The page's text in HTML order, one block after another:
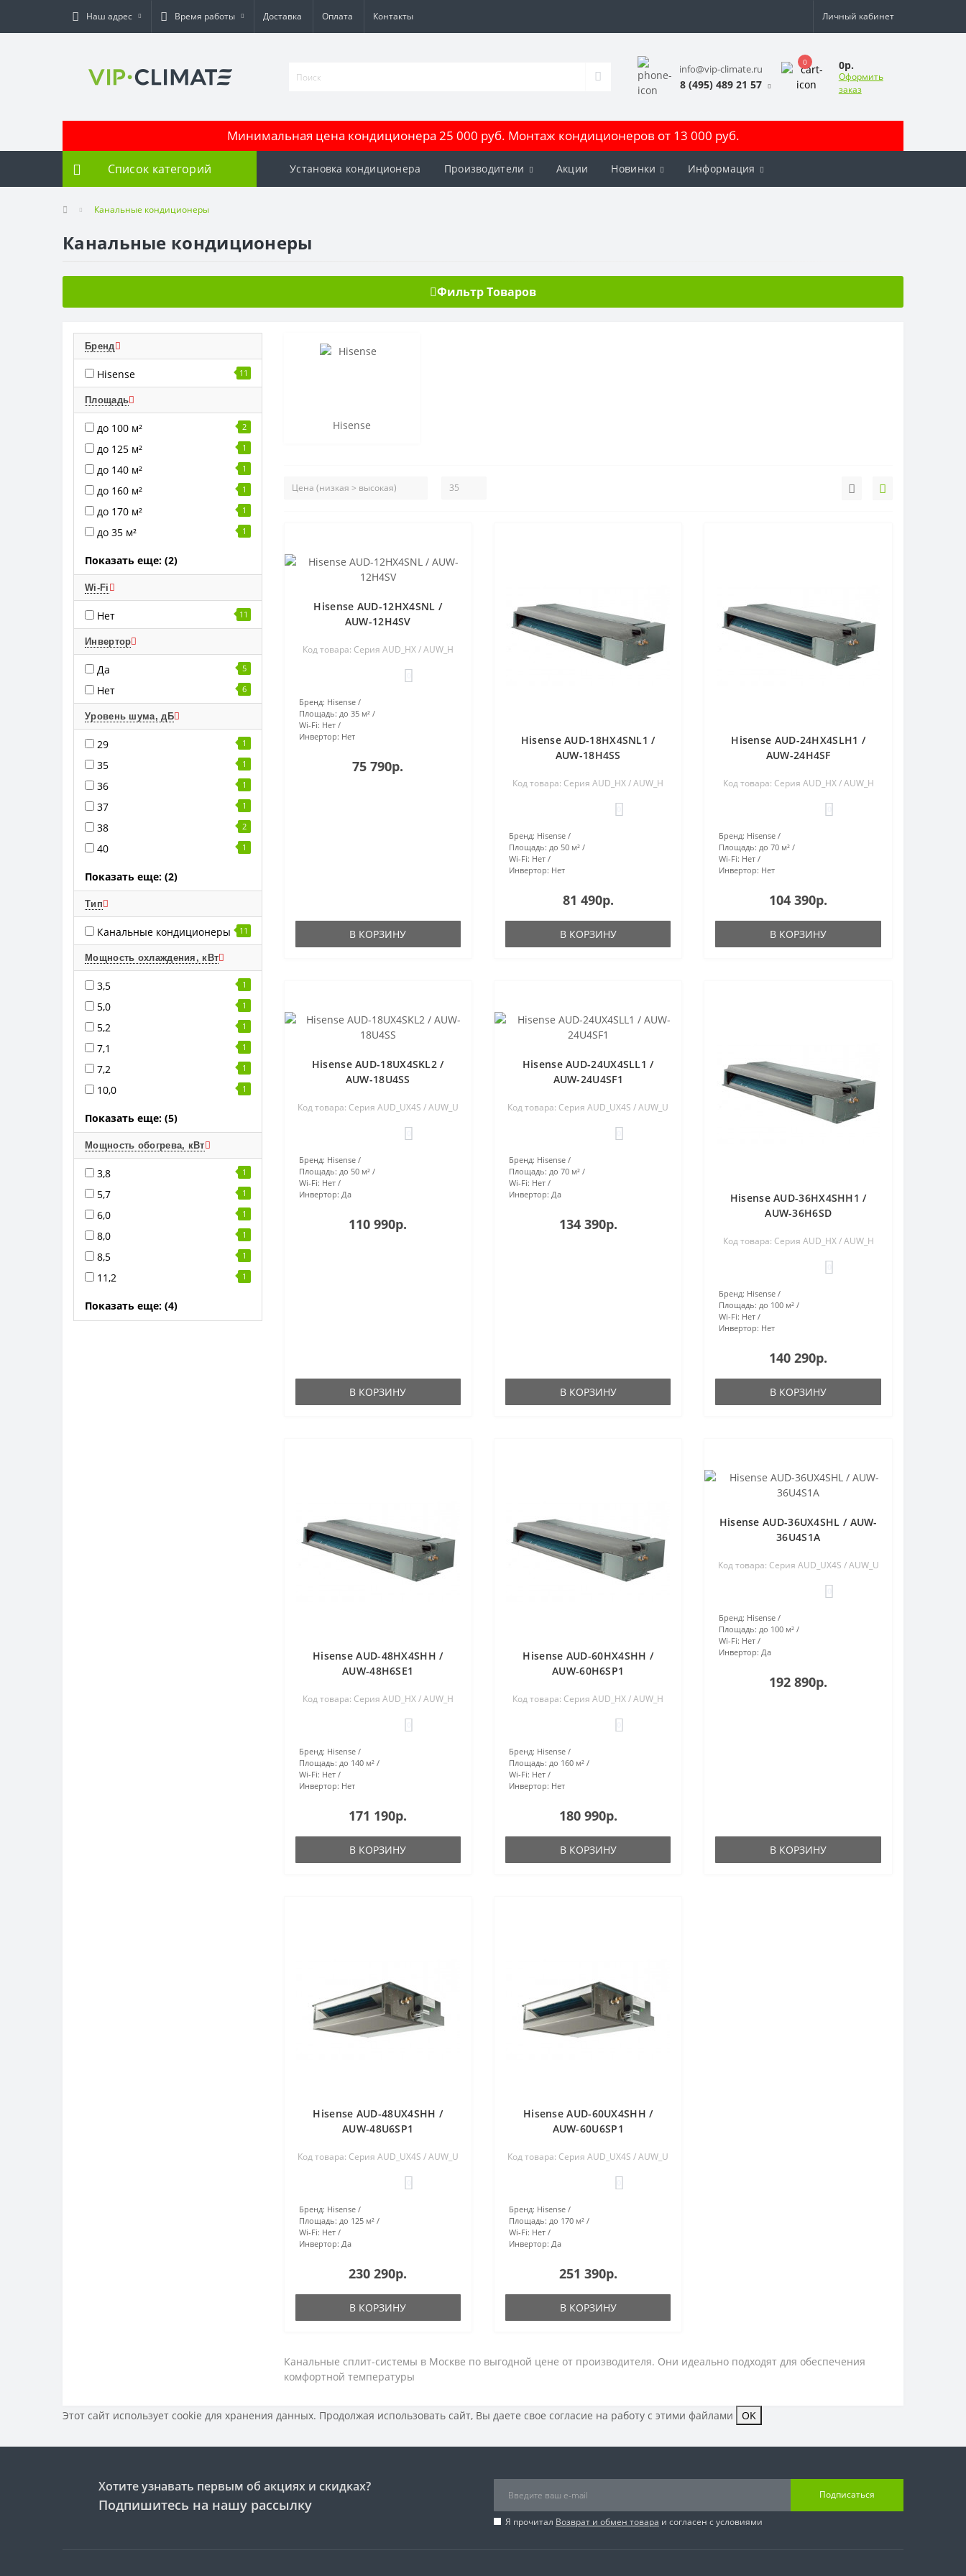
Наш адрес Время работы Доставка Оплата Контакты Личный кабинет
info@vip-climate.ru
8 (495) 489 21 57
0 0р.
Оформить
заказ
Минимальная цена кондиционера 25 000 руб. Монтаж кондиционеров от 13 000 руб.
Список категорий Установка кондиционера Производители Акции Новинки Информация
Канальные кондиционеры
Канальные кондиционеры
Фильтр Товаров
Бренд
Hisense 11
Площадь
до 100 м² 2
до 125 м² 1
до 140 м² 1
до 160 м² 1
до 170 м² 1
до 35 м² 1
Показать еще: (2)
Wi-Fi
Нет 11
Инвертор
Да 5
Нет 6
Уровень шума, дБ
29 1
35 1
36 1
37 1
38 2
40 1
Показать еще: (2)
Тип
Канальные кондиционеры 11
Мощность охлаждения, кВт
3,5 1
5,0 1
5,2 1
7,1 1
7,2 1
10,0 1
Показать еще: (5)
Мощность обогрева, кВт
3,8 1
5,7 1
6,0 1
8,0 1
8,5 1
11,2 1
Показать еще: (4)
Hisense
Hisense AUD-12HX4SNL /
AUW-12H4SV
Код товара: Серия AUD_HX / AUW_H
Бренд: Hisense
Площадь: до 35 м²
Wi-Fi: Нет
Инвертор: Нет
75 790р.
В КОРЗИНУ
Hisense AUD-18HX4SNL1 /
AUW-18H4SS
Код товара: Серия AUD_HX / AUW_H
Бренд: Hisense
Площадь: до 50 м²
Wi-Fi: Нет
Инвертор: Нет
81 490р.
В КОРЗИНУ
Hisense AUD-24HX4SLH1 /
AUW-24H4SF
Код товара: Серия AUD_HX / AUW_H
Бренд: Hisense
Площадь: до 70 м²
Wi-Fi: Нет
Инвертор: Нет
104 390р.
В КОРЗИНУ
Hisense AUD-18UX4SKL2 /
AUW-18U4SS
Код товара: Серия AUD_UX4S / AUW_U
Бренд: Hisense
Площадь: до 50 м²
Wi-Fi: Нет
Инвертор: Да
110 990р.
В КОРЗИНУ
Hisense AUD-24UX4SLL1 /
AUW-24U4SF1
Код товара: Серия AUD_UX4S / AUW_U
Бренд: Hisense
Площадь: до 70 м²
Wi-Fi: Нет
Инвертор: Да
134 390р.
В КОРЗИНУ
Hisense AUD-36HX4SHH1 /
AUW-36H6SD
Код товара: Серия AUD_HX / AUW_H
Бренд: Hisense
Площадь: до 100 м²
Wi-Fi: Нет
Инвертор: Нет
140 290р.
В КОРЗИНУ
Hisense AUD-48HX4SHH /
AUW-48H6SE1
Код товара: Серия AUD_HX / AUW_H
Бренд: Hisense
Площадь: до 140 м²
Wi-Fi: Нет
Инвертор: Нет
171 190р.
В КОРЗИНУ
Hisense AUD-60HX4SHH /
AUW-60H6SP1
Код товара: Серия AUD_HX / AUW_H
Бренд: Hisense
Площадь: до 160 м²
Wi-Fi: Нет
Инвертор: Нет
180 990р.
В КОРЗИНУ
Hisense AUD-36UX4SHL / AUW-
36U4S1A
Код товара: Серия AUD_UX4S / AUW_U
Бренд: Hisense
Площадь: до 100 м²
Wi-Fi: Нет
Инвертор: Да
192 890р.
В КОРЗИНУ
Hisense AUD-48UX4SHH /
AUW-48U6SP1
Код товара: Серия AUD_UX4S / AUW_U
Бренд: Hisense
Площадь: до 125 м²
Wi-Fi: Нет
Инвертор: Да
230 290р.
В КОРЗИНУ
Hisense AUD-60UX4SHH /
AUW-60U6SP1
Код товара: Серия AUD_UX4S / AUW_U
Бренд: Hisense
Площадь: до 170 м²
Wi-Fi: Нет
Инвертор: Да
251 390р.
В КОРЗИНУ
Канальные сплит-системы в Москве по выгодной цене от производителя. Они идеально подходят для обеспечения
комфортной температуры
Этот сайт использует cookie для хранения данных. Продолжая использовать сайт, Вы даете свое согласие на работу с этими файлами OK
Хотите узнавать первым об акциях и скидках?
Подпишитесь на нашу рассылку
Подписаться
Я прочитал Возврат и обмен товара и согласен с условиями